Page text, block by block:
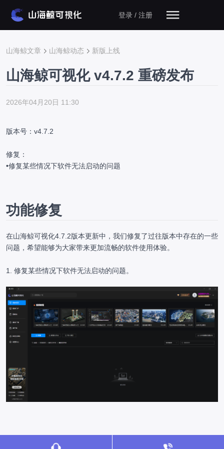
登录 / 注册
山海鲸文章 山海鲸动态 新版上线
山海鲸可视化 v4.7.2 重磅发布
2026年04月20日 11:30
版本号：v4.7.2
修复：
•修复某些情况下软件无法启动的问题
功能修复
在山海鲸可视化4.7.2版本更新中，我们修复了过往版本中存在的一些
问题，希望能够为大家带来更加流畅的软件使用体验。
1. 修复某些情况下软件无法启动的问题。